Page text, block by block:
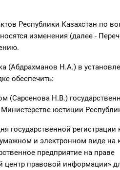
Республики Казахстан по
изменения (далее -
(Абдрахманов Н.А.) в
обеспечить:
(Сарсенова Н.В.)
юстиции
государственной регистрации
и электронном виде на
предприятие на праве
центр правовой информации»